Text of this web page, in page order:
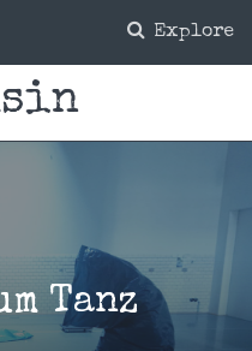
Explore
Tanz